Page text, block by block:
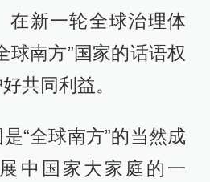
在新一轮全球治理体
球南方”国家的话语权
共同利益。
“全球南方”的当然成
中国家大家庭的一